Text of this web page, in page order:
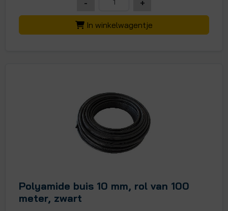
- +
In winkelwagentje
Polyamide buis 10 mm, rol van 100
meter, zwart